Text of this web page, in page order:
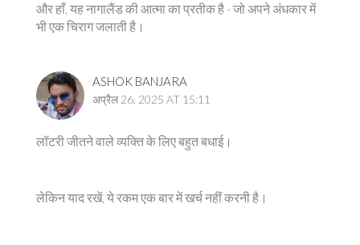
और हाँ, यह नागालैंड की आत्मा का प्रतीक है - जो अपने अंधकार में
भी एक चिराग जलाती है।
ASHOK BANJARA
अप्रैल 26, 2025 AT 15:11
लॉटरी जीतने वाले व्यक्ति के लिए बहुत बधाई।
लेकिन याद रखें, ये रकम एक बार में खर्च नहीं करनी है।